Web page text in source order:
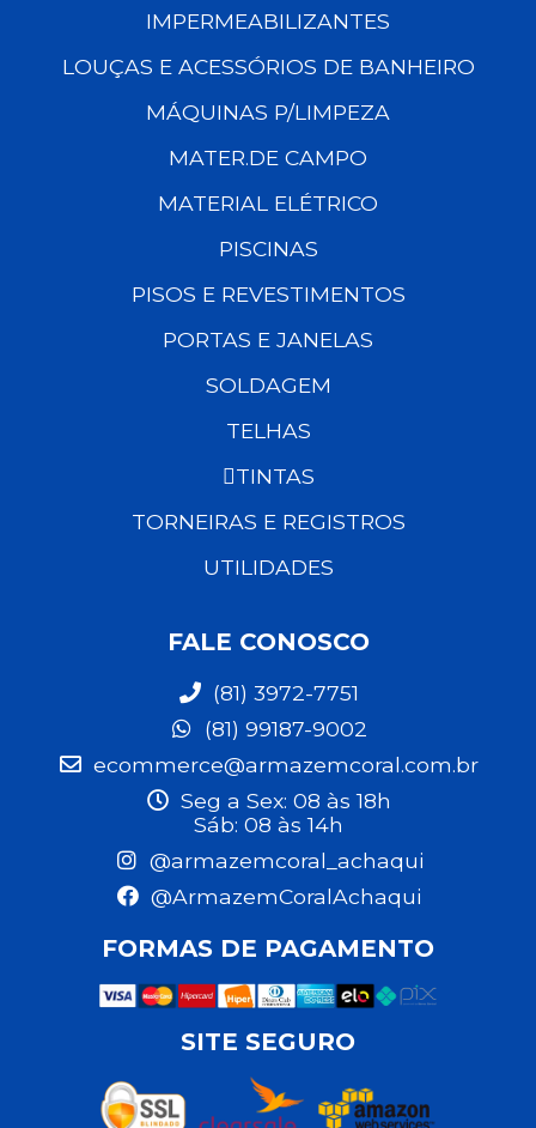
IMPERMEABILIZANTES
LOUÇAS E ACESSÓRIOS DE BANHEIRO
MÁQUINAS P/LIMPEZA
MATER.DE CAMPO
MATERIAL ELÉTRICO
PISCINAS
PISOS E REVESTIMENTOS
PORTAS E JANELAS
SOLDAGEM
TELHAS
TINTAS
TORNEIRAS E REGISTROS
UTILIDADES
FALE CONOSCO
(81) 3972-7751
(81) 99187-9002
ecommerce@armazemcoral.com.br
Seg a Sex: 08 às 18h
Sáb: 08 às 14h
@armazemcoral_achaqui
@ArmazemCoralAchaqui
FORMAS DE PAGAMENTO
SITE SEGURO